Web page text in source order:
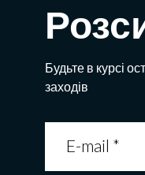
Будьте в курсі
заходів